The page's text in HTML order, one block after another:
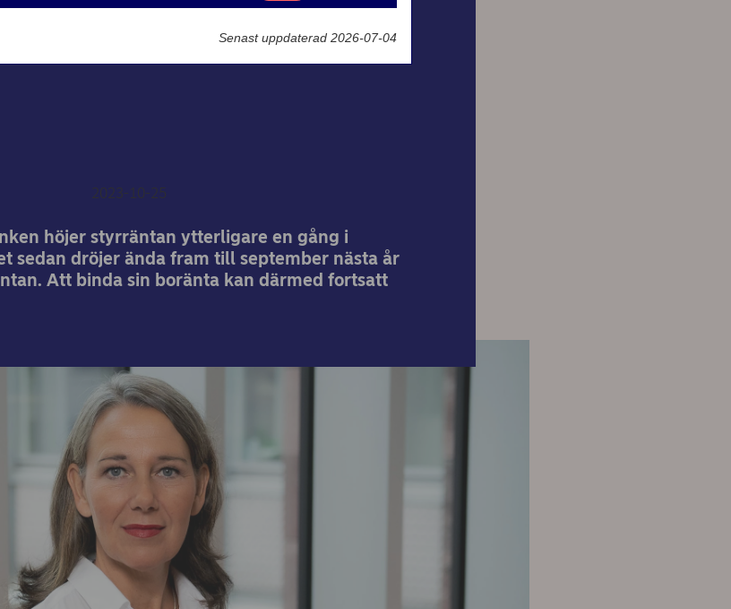
2023-10-25
höjer styrräntan ytterligare en gång i
sedan dröjer ända fram till september nästa år
Att binda sin boränta kan därmed fortsatt
Marknadsföring
Senast uppdaterad 2026-07-04